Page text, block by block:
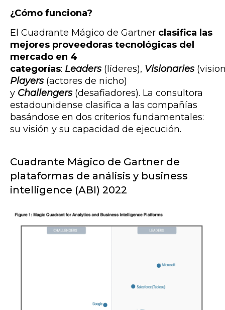
¿Cómo funciona?
El Cuadrante Mágico de Gartner clasifica las
mejores proveedoras tecnológicas del
mercado en 4
categorías: Leaders (líderes), Visionaries
Players (actores de nicho)
y Challengers (desafiadores). La consultora
estadounidense clasifica a las compañías
basándose en dos criterios fundamentales:
su visión y su capacidad de ejecución.
Cuadrante Mágico de Gartner de
plataformas de análisis y business
intelligence (ABI) 2022